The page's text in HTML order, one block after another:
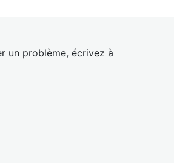
un problème, écrivez à